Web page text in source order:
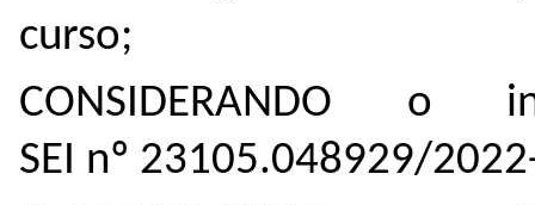
curso;
CONSIDERANDO
SEI nº 23105.048929/